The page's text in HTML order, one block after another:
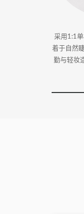
采用1:1
着于自然
勤与轻妆